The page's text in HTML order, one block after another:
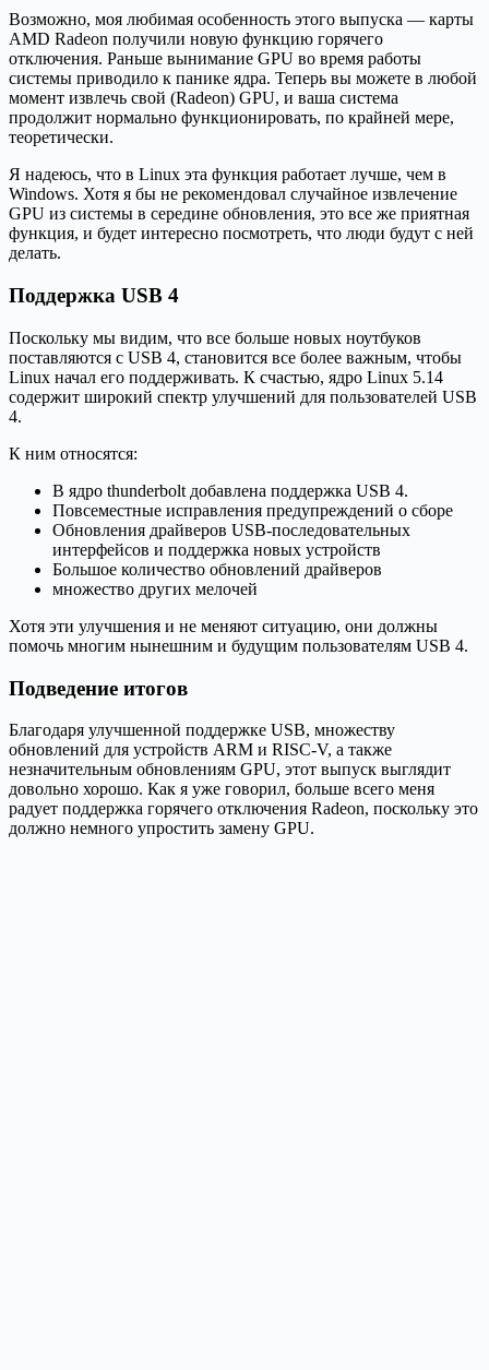
Возможно, моя любимая особенность этого выпуска — карты
AMD Radeon получили новую функцию горячего
отключения. Раньше вынимание GPU во время работы
системы приводило к панике ядра. Теперь вы можете в любой
момент извлечь свой (Radeon) GPU, и ваша система
продолжит нормально функционировать, по крайней мере,
теоретически.
Я надеюсь, что в Linux эта функция работает лучше, чем в
Windows. Хотя я бы не рекомендовал случайное извлечение
GPU из системы в середине обновления, это все же приятная
функция, и будет интересно посмотреть, что люди будут с ней
делать.
Поддержка USB 4
Поскольку мы видим, что все больше новых ноутбуков
поставляются с USB 4, становится все более важным, чтобы
Linux начал его поддерживать. К счастью, ядро Linux 5.14
содержит широкий спектр улучшений для пользователей USB
4.
К ним относятся:
В ядро thunderbolt добавлена поддержка USB 4.
Повсеместные исправления предупреждений о сборе
Обновления драйверов USB-последовательных
интерфейсов и поддержка новых устройств
Большое количество обновлений драйверов
множество других мелочей
Хотя эти улучшения и не меняют ситуацию, они должны
помочь многим нынешним и будущим пользователям USB 4.
Подведение итогов
Благодаря улучшенной поддержке USB, множеству
обновлений для устройств ARM и RISC-V, а также
незначительным обновлениям GPU, этот выпуск выглядит
довольно хорошо. Как я уже говорил, больше всего меня
радует поддержка горячего отключения Radeon, поскольку это
должно немного упростить замену GPU.